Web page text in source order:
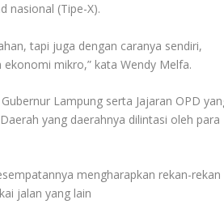
nasional (Tipe-X).
tapi juga dengan caranya sendiri,
mikro,” kata Wendy Melfa.
Lampung serta Jajaran OPD
yang daerahnya dilintasi oleh para
mengharapkan rekan-rekan
jalan yang lain